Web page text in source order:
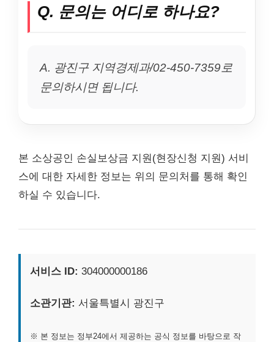
Q. 문의는 어디로 하나요?
A. 광진구 지역경제과/02-450-7359로
문의하시면 됩니다.
본 소상공인 손실보상금 지원(현장신청 지원) 서비
스에 대한 자세한 정보는 위의 문의처를 통해 확인
하실 수 있습니다.
서비스 ID: 304000000186
소관기관: 서울특별시 광진구
※ 본 정보는 정부24에서 제공하는 공식 정보를 바탕으로 작